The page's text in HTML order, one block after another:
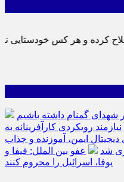
شهدای گمنام داشته باشیم
نیازمند رویکردی کارآفرینانه به
ایمن، آموزنده و جذاب
شد
عفو بین الملل: فیفا و
یوفا، اسرائیل را محروم کنند